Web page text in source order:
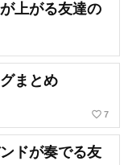
上がる友達の
まとめ
favorite_border 7
ドが奏でる友